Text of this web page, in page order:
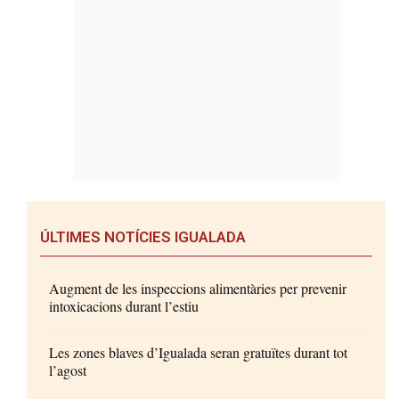
ÚLTIMES NOTÍCIES IGUALADA
Augment de les inspeccions alimentàries per prevenir
intoxicacions durant l’estiu
Les zones blaves d’Igualada seran gratuïtes durant tot
l’agost